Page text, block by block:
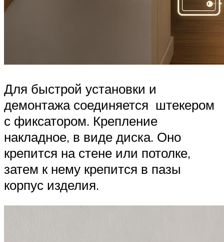
Для быстрой установки и
демонтажа соединяется штекером
с фиксатором. Крепление
накладное, в виде диска. Оно
крепится на стене или потолке,
затем к нему крепится в пазы
корпус изделия.